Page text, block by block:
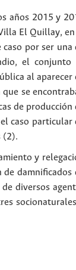
años 2015 y
El Quillay,
por ser una
el conjunto
al aparecer
se
de producción
caso particular
(2).
y
de damnificados
diversos